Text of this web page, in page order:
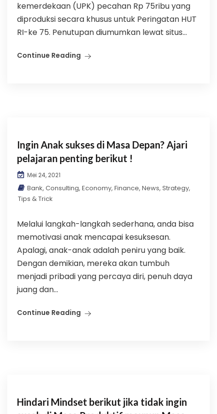
kemerdekaan (UPK) pecahan Rp 75ribu yang
diproduksi secara khusus untuk Peringatan HUT
RI-ke 75. Penutupan diumumkan lewat situs...
Continue Reading
Ingin Anak sukses di Masa Depan? Ajari
pelajaran penting berikut !
Mei 24, 2021
Bank, Consulting, Economy, Finance, News, Strategy,
Tips & Trick
Melalui langkah-langkah sederhana, anda bisa
memotivasi anak mencapai kesuksesan.
Apalagi, anak-anak adalah peniru yang baik.
Dengan demikian, mereka akan tumbuh
menjadi pribadi yang percaya diri, penuh daya
juang dan...
Continue Reading
Hindari Mindset berikut jika tidak ingin